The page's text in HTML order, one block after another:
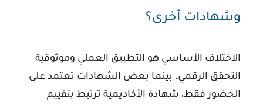
وشهادات أخرى؟
الاختلاف الأساسي هو التطبيق العملي وموثوقية
التحقق الرقمي. بينما بعض الشهادات تعتمد على
الحضور فقط، شهادة الأكاديمية ترتبط بتقييم